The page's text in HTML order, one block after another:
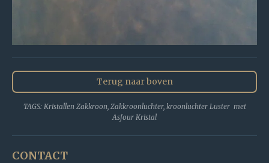
Terug naar boven
TAGS: Kristallen Zakkroon, Zakkroonluchter, kroonluchter Luster met
Asfour Kristal
CONTACT